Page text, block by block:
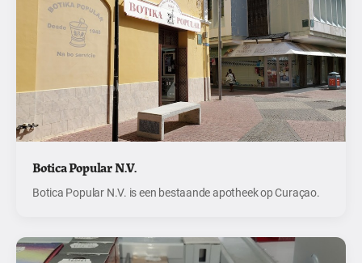
Botica Popular N.V.
Botica Popular N.V. is een bestaande apotheek op Curaçao.